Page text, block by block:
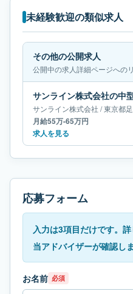
未経験歓迎の類似求人
その他の公開求人
公開中の求人詳細ページへの
サンライン株式会社 /東京都
月給55万-65万円
求人を見る
応募フォーム
入力は3項目だけです。
当アドバイザーが確認しま
お名前 必須